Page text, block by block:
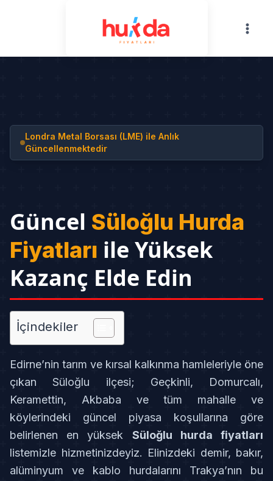
Londra Metal Borsası (LME) ile Anlık
Güncellenmektedir
Güncel Süloğlu Hurda
Fiyatları ile Yüksek
Kazanç Elde Edin
İçindekiler
Edirne’nin tarım ve kırsal kalkınma hamleleriyle öne
çıkan Süloğlu ilçesi; Geçkinli, Domurcalı,
Keramettin, Akbaba ve tüm mahalle ve
köylerindeki güncel piyasa koşullarına göre
belirlenen en yüksek Süloğlu hurda fiyatları
listemizle hizmetinizdeyiz. Elinizdeki demir, bakır,
alüminyum ve kablo hurdalarını Trakya’nın bu